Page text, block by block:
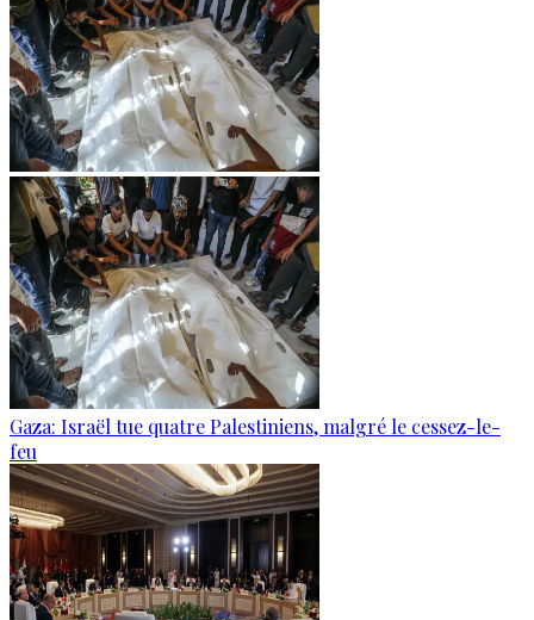
Gaza: Israël tue quatre Palestiniens, malgré le cessez-le-
feu